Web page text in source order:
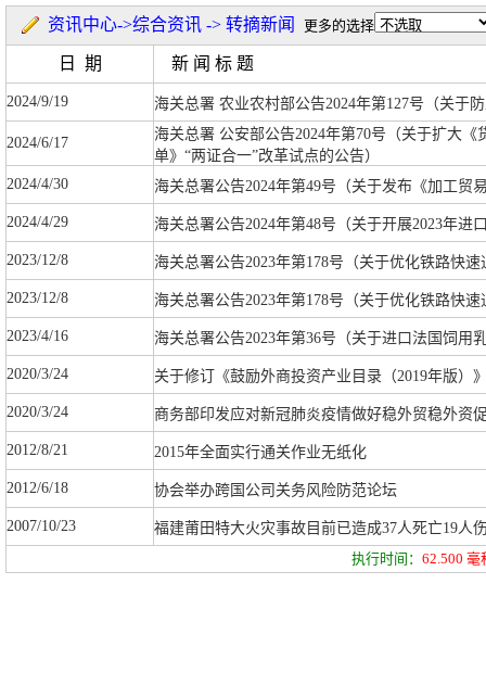
资讯中心->综合资讯 -> 转摘新闻 更多的选择
日 期 新 闻 标 题
2024/9/19 海关总署 农业农村部公告2024年第127号（关于
2024/6/17
海关总署 公安部公告2024年第70号（关于扩大
单》“两证合一”改革试点的公告）
2024/4/30
海关总署公告2024年第49号（关于发布《加工贸
2024/4/29 海关总署公告2024年第48号（关于开展2023年进
2023/12/8 海关总署公告2023年第178号（关于优化铁路快
2023/12/8 海关总署公告2023年第178号（关于优化铁路快
2023/4/16 海关总署公告2023年第36号（关于进口法国饲用
2020/3/24 关于修订《鼓励外商投资产业目录（2019年版）
2020/3/24 商务部印发应对新冠肺炎疫情做好稳外贸稳外资
2012/8/21 2015年全面实行通关作业无纸化
2012/6/18 协会举办跨国公司关务风险防范论坛
2007/10/23
福建莆田特大火灾事故目前已造成37人死亡19人
执行时间： 62.500 毫